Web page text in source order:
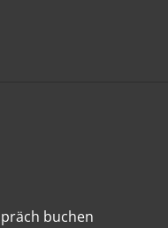
buchen